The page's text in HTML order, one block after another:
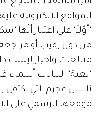
أمراً مستفحلاً، يشجّع
المواقع الالكترونية
"أوّلاً" على اعتبار
من دون رقيب أو مراجعة
مبالغات وأخبار
"لعبة" البيانات أسماء
نانسي عجرم التي تكتفي
موقعها الرسمي على